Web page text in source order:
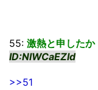
55: 激熱と申したか
ID:NlWCaEZId
>>51